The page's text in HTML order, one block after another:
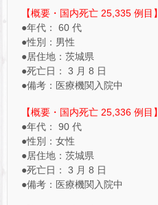
【概要・国内死亡 25,335 例目】
●年代： 60 代
●性別：男性
●居住地：茨城県
●死亡日： 3 月 8 日
●備考：医療機関入院中
【概要・国内死亡 25,336 例目】
●年代： 90 代
●性別：女性
●居住地：茨城県
●死亡日： 3 月 8 日
●備考：医療機関入院中